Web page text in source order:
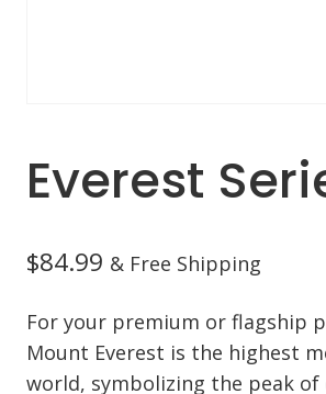
Everest
$84.99 & Free Shipping
For your premium or flagship
Mount Everest is the highest
world, symbolizing the peak